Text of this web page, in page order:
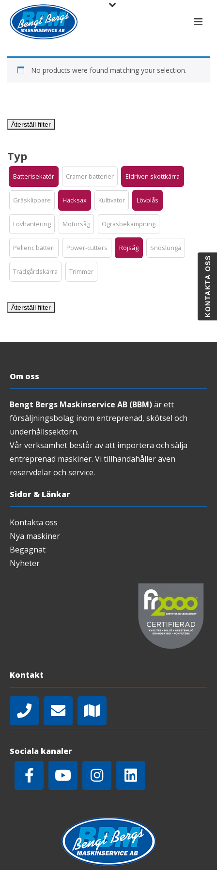
No products were found matching your selection.
Återställ filter
Typ
Batterisekatör Cramer batterier Eldriven skottkärra
Gräsklippare Häcksax Kultivator Lövblås
Lövhantering Motorsåg Ogräsbekämpning
Pellenc batteri Power-cutters Röjsåg Snöslunga
Trädgårdskärra Trimmer
Återställ filter
Om oss
Bengt Bergs Maskinservice AB (BBM)är ett
försäljningsbolag inom entreprenad, skötsel och
underhållssektorn.
Vår verksamhet består av att importera och sälja
entreprenad maskiner. Vi tillhandahåller även
reservdelar och service.
Sidor & Länkar
Kontakta oss
Nya maskiner
Begagnat
Nyheter
Kontakt
Sociala kanaler
KONTAKTA OSS